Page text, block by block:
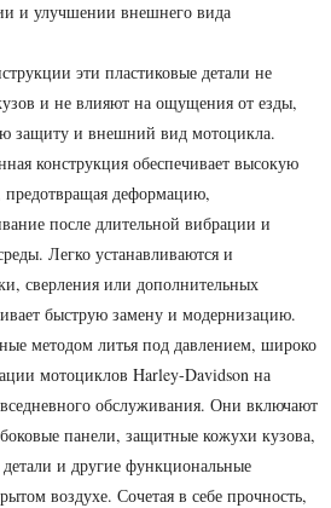
и улучшении внешнего вида
эти пластиковые детали не
и не влияют на ощущения от езды,
защиту и внешний вид мотоцикла.
конструкция обеспечивает высокую
предотвращая деформацию,
после длительной вибрации и
Легко устанавливаются и
сверления или дополнительных
быструю замену и модернизацию.
методом литья под давлением, широко
мотоциклов Harley-Davidson на
обслуживания. Они включают
панели, защитные кожухи кузова,
и другие функциональные
воздухе. Сочетая в себе прочность,